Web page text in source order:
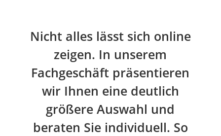
Nicht alles lässt sich online
zeigen. In unserem
Fachgeschäft präsentieren
wir Ihnen eine deutlich
größere Auswahl und
beraten Sie individuell. So